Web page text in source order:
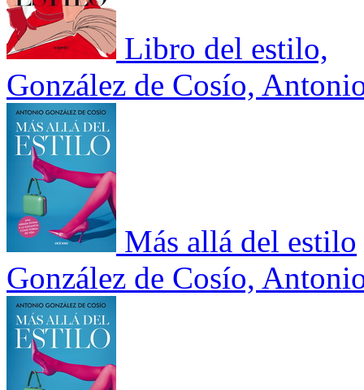
Libro del estilo,
González de Cosío,
Más allá del estilo
González de Cosío,